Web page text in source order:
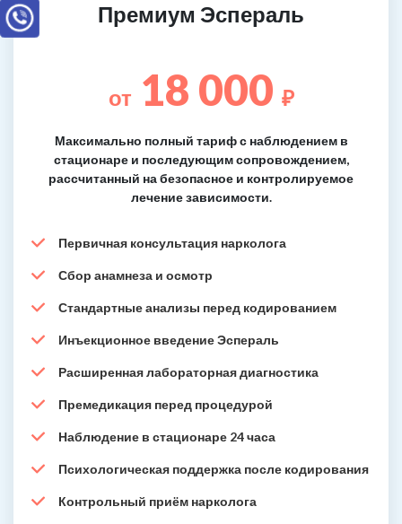
Премиум Эспераль
от 18 000 ₽
Максимально полный тариф с наблюдением в
стационаре и последующим сопровождением,
рассчитанный на безопасное и контролируемое
лечение зависимости.
Первичная консультация нарколога
Сбор анамнеза и осмотр
Стандартные анализы перед кодированием
Инъекционное введение Эспераль
Расширенная лабораторная диагностика
Премедикация перед процедурой
Наблюдение в стационаре 24 часа
Психологическая поддержка после кодирования
Контрольный приём нарколога